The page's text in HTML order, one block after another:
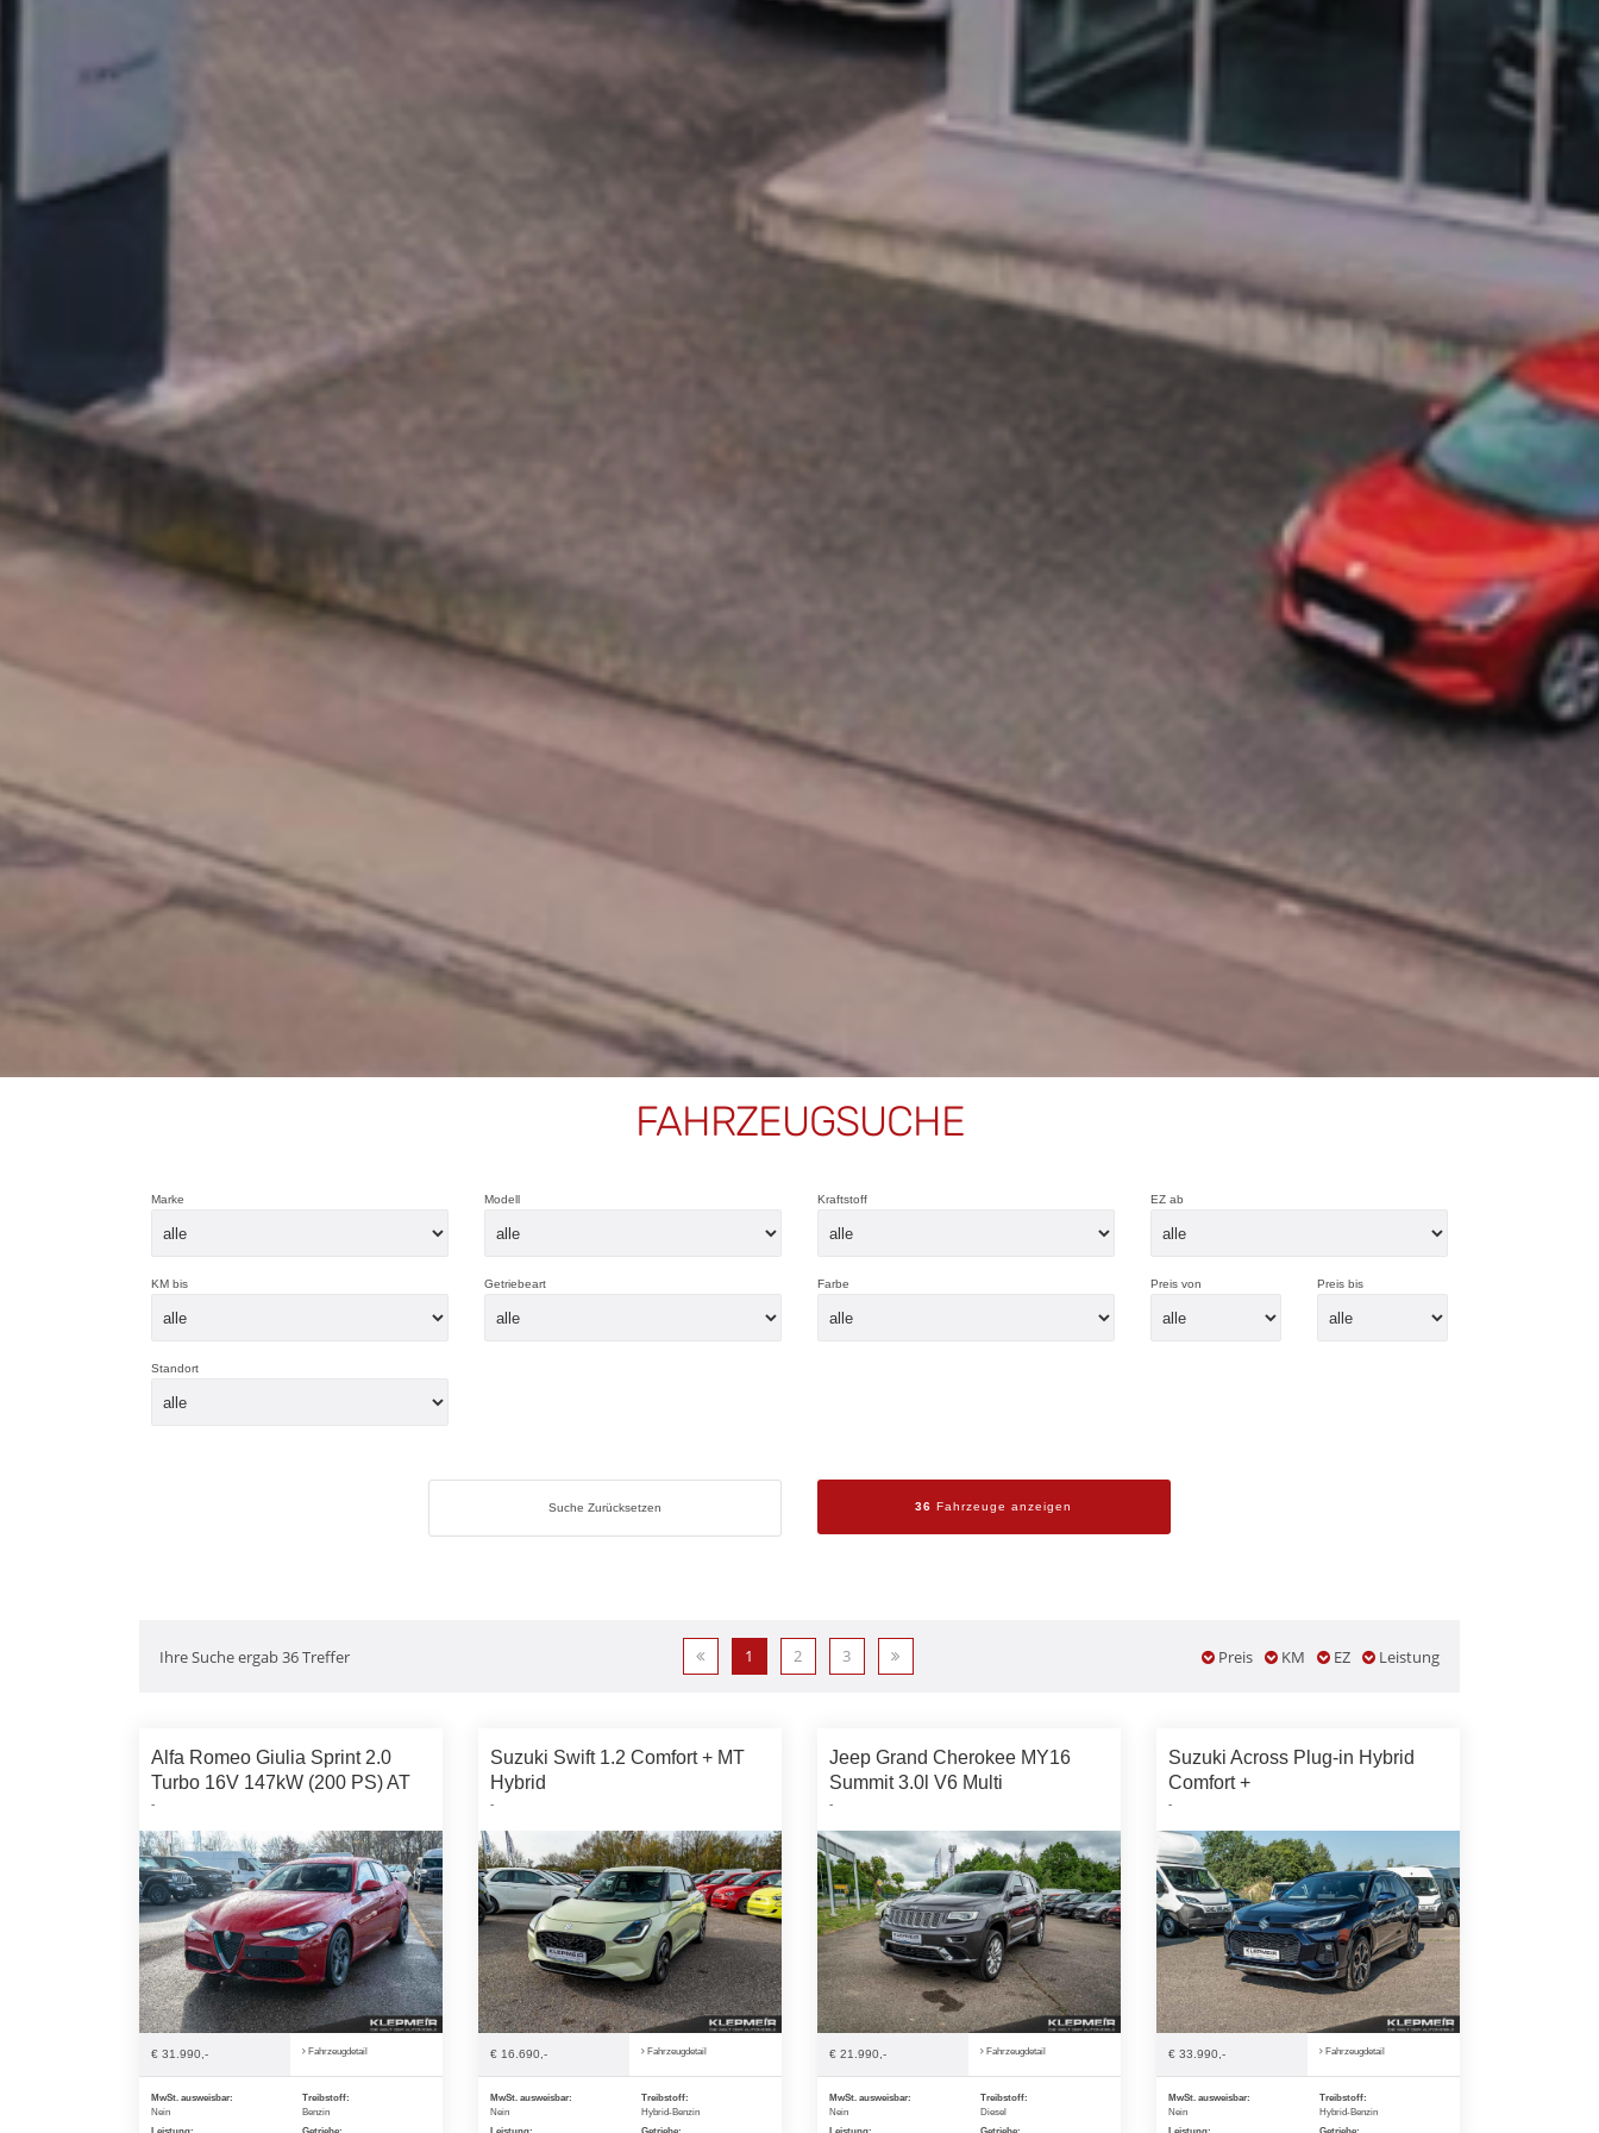
FAHRZEUGSUCHE
Marke Modell Kraftstoff EZ ab
KM bis Getriebeart Farbe Preis von Preis bis
Standort
Suche Zurücksetzen 36 Fahrzeuge anzeigen
Ihre Suche ergab 36 Treffer 1 2 3 Preis KM EZ Leistung
Alfa Romeo Giulia Sprint 2.0
Turbo 16V 147kW (200 PS) AT
-
€ 31.990,- Fahrzeugdetail
MwSt. ausweisbar:
Nein
Treibstoff:
Benzin
Suzuki Swift 1.2 Comfort + MT
Hybrid
-
€ 16.690,- Fahrzeugdetail
MwSt. ausweisbar:
Nein
Treibstoff:
Hybrid-Benzin
Jeep Grand Cherokee MY16
Summit 3.0l V6 Multi
-
€ 21.990,- Fahrzeugdetail
MwSt. ausweisbar:
Nein
Treibstoff:
Diesel
Suzuki Across Plug-in Hybrid
Comfort +
-
€ 33.990,- Fahrzeugdetail
MwSt. ausweisbar:
Nein
Treibstoff:
Hybrid-Benzin